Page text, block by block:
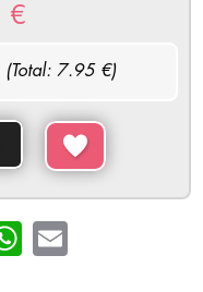
€
(Total: 7.95 €)
WhatsApp
Email